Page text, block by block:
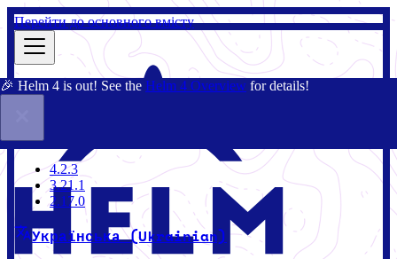
Перейти до основного вмісту
🎉 Helm 4 is out! See the Helm 4 Overview for details!
4.2.3
4.2.3
3.21.1
2.17.0
Українська (Ukrainian)